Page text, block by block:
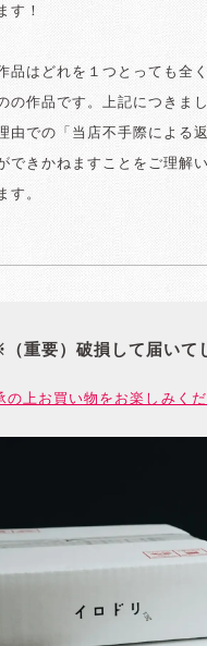
す！
品はどれを１つとっても全
の作品です。上記につきま
由での「当店不手際による
できかねますことをご理解
す。
重要）破損して届いて
上お買い物をお楽しみくだ